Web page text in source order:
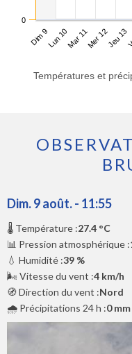
Dim 9Lun 10Mar 11Mer 12Jeu 13
0
Températures et
Dim. 9 août. - 11:55
🌡️ Température :27.4 °C
📊 Pression atmosphérique :
💧 Humidité :39 %
🌬️ Vitesse du vent :4 km/h
🧭 Direction du vent :Nord
🌧️ Précipitations 24 h :0 mm